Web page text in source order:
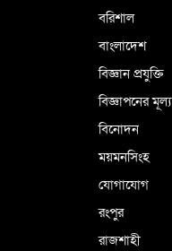
বরিশাল
বাংলাদেশ
বিজ্ঞান প্রযুক্তি
বিজ্ঞাপনের মূল্য
বিনোদন
ময়মনসিংহ
যোগাযোগ
রংপুর
রাজশাহী